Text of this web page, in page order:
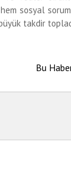
sosyal
takdir
Bu